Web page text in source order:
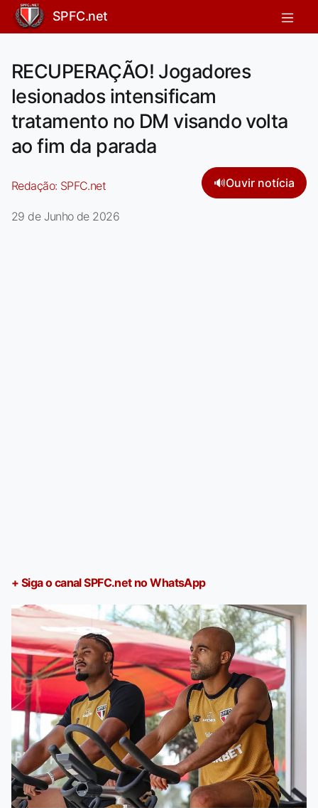
SPFC.net
RECUPERAÇÃO! Jogadores
lesionados intensificam
tratamento no DM visando volta
ao fim da parada
Redação: SPFC.net 🔊Ouvir notícia
29 de Junho de 2026
+ Siga o canal SPFC.net no WhatsApp